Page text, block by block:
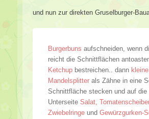
und nun zur direkten Gruselburger-
Burgerbuns aufschneiden, wenn
reicht die Schnittflächen
Ketchup bestreichen.. dann kleine
Mandelsplitter als Zähne in eine
Schnittfläche stecken und auf die
Unterseite Salat,
Zwiebelringe und Gewürzgurken-